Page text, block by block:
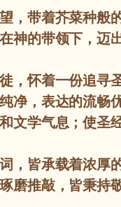
，带着芥菜种般
神的带领下，迈
，怀着一份追寻
净，表达的流畅
文学气息；使圣
，皆承载着浓厚
磨推敲，皆秉持